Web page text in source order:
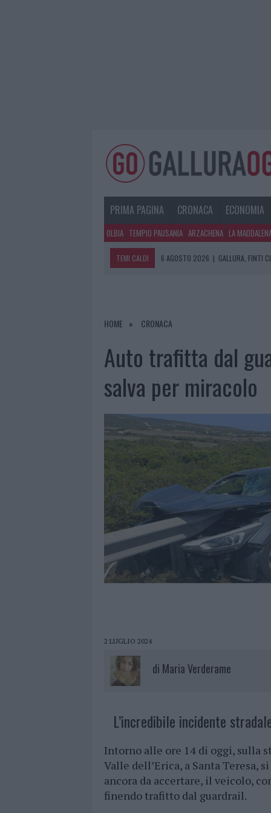
PRIMA PAGINA CRONACA ECONOMIA
OLBIA TEMPIO PAUSANIA ARZACHENA LA
TEMI CALDI 6 AGOSTO 2026 | GALLURA, FINTI
HOME CRONACA
Auto trafitta dal
salva per miracolo
2 LUGLIO 2024
di Maria Verderame
L’incredibile incidente
Intorno alle ore 14 di oggi, sulla
Valle dell’Erica, a Santa Teresa,
ancora da accertare, il veicolo,
finendo trafitto dal guardrail.